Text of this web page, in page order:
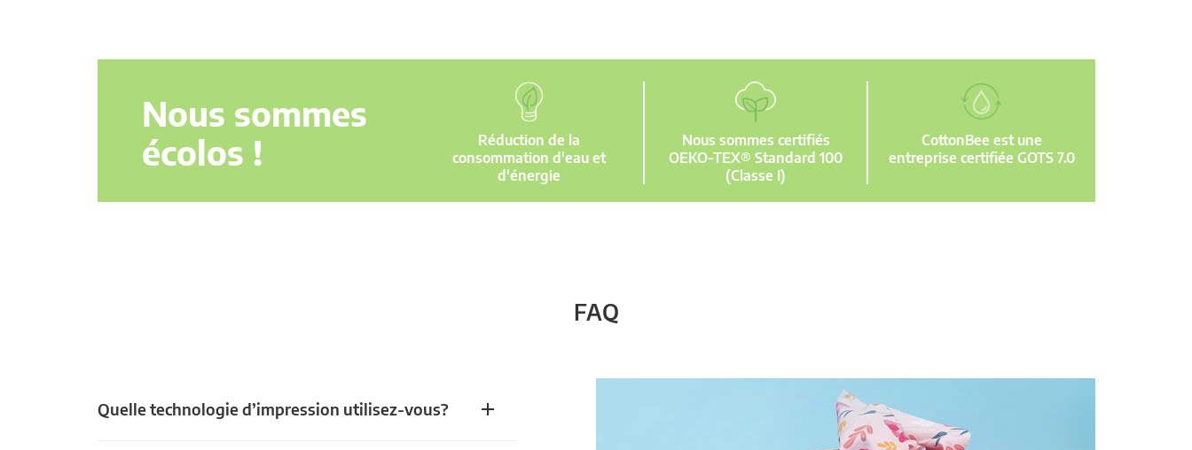
Nous sommes
écolos !
Réduction de la
consommation d'eau et
d'énergie
Nous sommes certifiés
OEKO-TEX® Standard 100
(Classe I)
CottonBee est une
entreprise certifiée GOTS 7.0
FAQ
Quelle technologie d’impression utilisez-vous?